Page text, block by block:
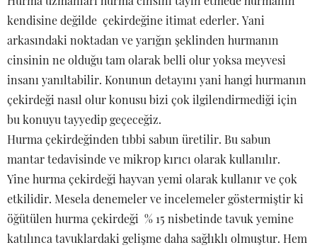
kendisine değilde çekirdeğine itimat ederler. Yani
arkasındaki noktadan ve yarığın şeklinden hurmanın
cinsinin ne olduğu tam olarak belli olur yoksa meyvesi
insanı yanıltabilir. Konunun detayını yani hangi hurmanın
çekirdeği nasıl olur konusu bizi çok ilgilendirmediği için
bu konuyu tayyedip geçeceğiz.
Hurma çekirdeğinden tıbbi sabun üretilir. Bu sabun
mantar tedavisinde ve mikrop kırıcı olarak kullanılır.
Yine hurma çekirdeği hayvan yemi olarak kullanır ve çok
etkilidir. Mesela denemeler ve incelemeler göstermiştir ki
öğütülen hurma çekirdeği % 15 nisbetinde tavuk yemine
katılınca tavuklardaki gelişme daha sağlıklı olmuştur. Hem